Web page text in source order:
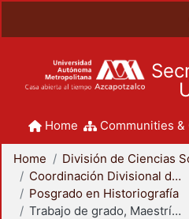
Home Communities
Home
Coordinación Divisional de Posgrado
Posgrado en Historiografía
Trabajo de grado, Maestría en Historiografía de México